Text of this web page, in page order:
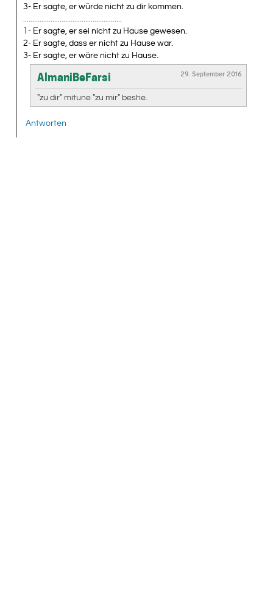
3- Er sagte, er würde nicht zu dir kommen.
......................................................
1- Er sagte, er sei nicht zu Hause gewesen.
2- Er sagte, dass er nicht zu Hause war.
3- Er sagte, er wäre nicht zu Hause.
AlmaniBeFarsi 29. September 2016
"zu dir" mitune "zu mir" beshe.
Antworten